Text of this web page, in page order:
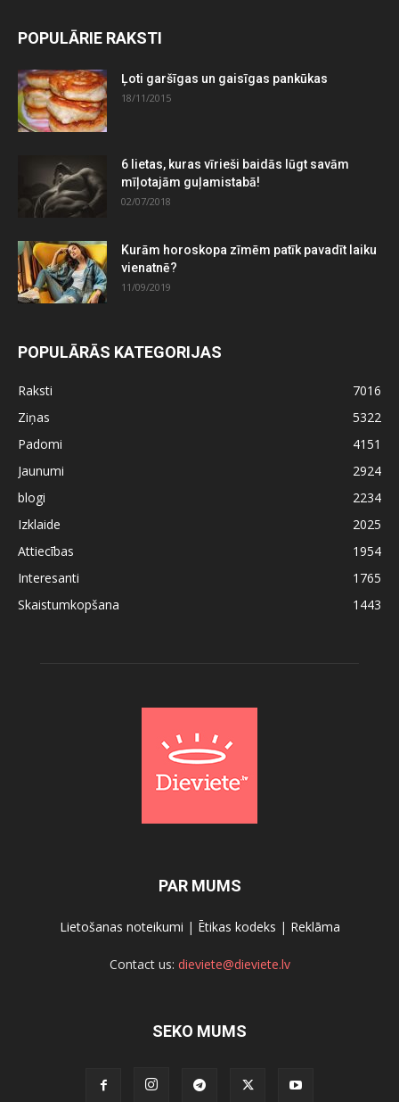
POPULĀRIE RAKSTI
Ļoti garšīgas un gaisīgas pankūkas
18/11/2015
6 lietas, kuras vīrieši baidās lūgt savām
mīļotajām guļamistabā!
02/07/2018
Kurām horoskopa zīmēm patīk pavadīt laiku
vienatnē?
11/09/2019
POPULĀRĀS KATEGORIJAS
Raksti
7016
Ziņas
5322
Padomi
4151
Jaunumi
2924
blogi
2234
Izklaide
2025
Attiecības
1954
Interesanti
1765
Skaistumkopšana
1443
PAR MUMS
Lietošanas noteikumi | Ētikas kodeks | Reklāma
Contact us: dieviete@dieviete.lv
SEKO MUMS